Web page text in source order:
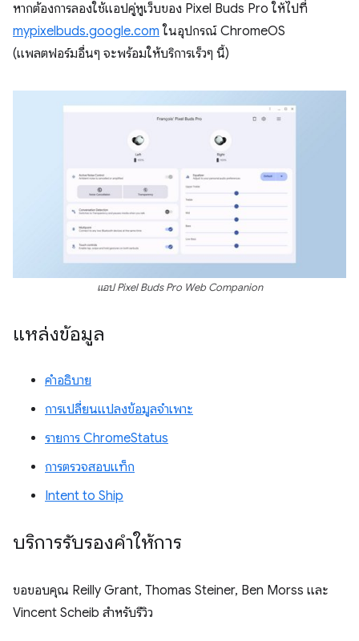
หากต้องการลองใช้แอปคู่หูเว็บของ Pixel Buds Pro ให้ไปที่
mypixelbuds.google.com ในอุปกรณ์ ChromeOS
(แพลตฟอร์มอื่นๆ จะพร้อมให้บริการเร็วๆ นี้)
แอป Pixel Buds Pro Web Companion
แหล่งข้อมูล
คำอธิบาย
การเปลี่ยนแปลงข้อมูลจำเพาะ
รายการ ChromeStatus
การตรวจสอบแท็ก
Intent to Ship
บริการรับรองคำให้การ
ขอขอบคุณ Reilly Grant, Thomas Steiner, Ben Morss และ
Vincent Scheib สำหรับรีวิว